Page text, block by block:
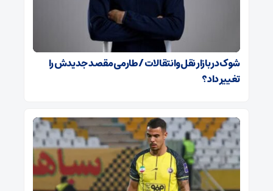
شوک در بازار نقل‌وانتقالات / طارمی مقصد جدیدش را
تغییر داد؟